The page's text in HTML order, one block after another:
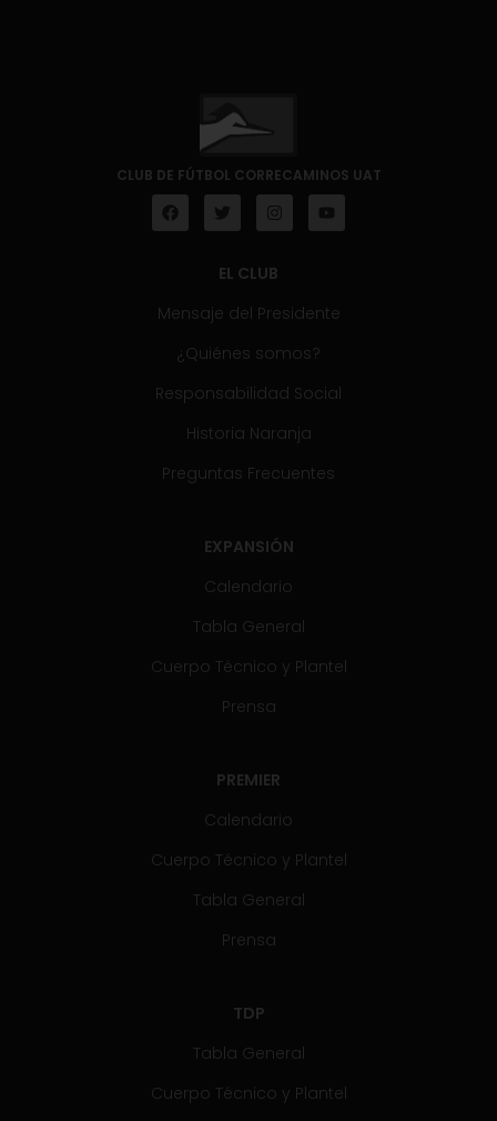
CLUB DE FÚTBOL CORRECAMINOS UAT
EL CLUB
Mensaje del Presidente
¿Quiénes somos?
Responsabilidad Social
Historia Naranja
Preguntas Frecuentes
EXPANSIÓN
Calendario
Tabla General
Cuerpo Técnico y Plantel
Prensa
PREMIER
Calendario
Cuerpo Técnico y Plantel
Tabla General
Prensa
TDP
Tabla General
Cuerpo Técnico y Plantel